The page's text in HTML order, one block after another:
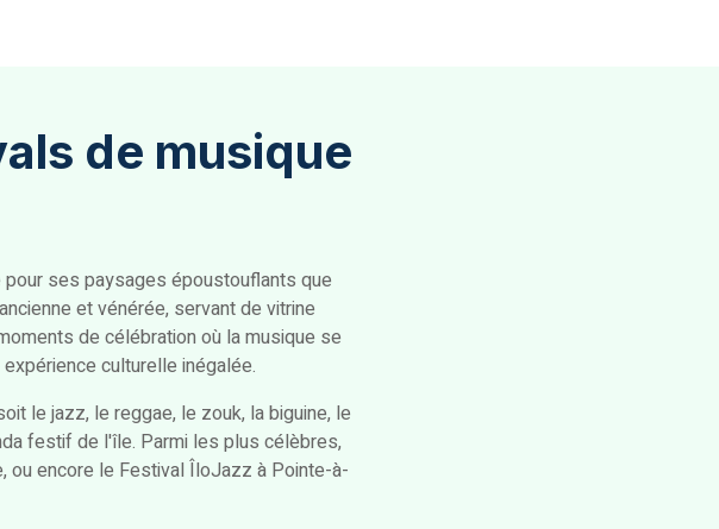
de musique
ses paysages époustouflants que
et vénérée, servant de vitrine
de célébration où la musique se
culturelle inégalée.
le jazz, le reggae, le zouk, la biguine, le
festif de l'île. Parmi les plus célèbres,
ou encore le Festival ÎloJazz à Pointe-à-